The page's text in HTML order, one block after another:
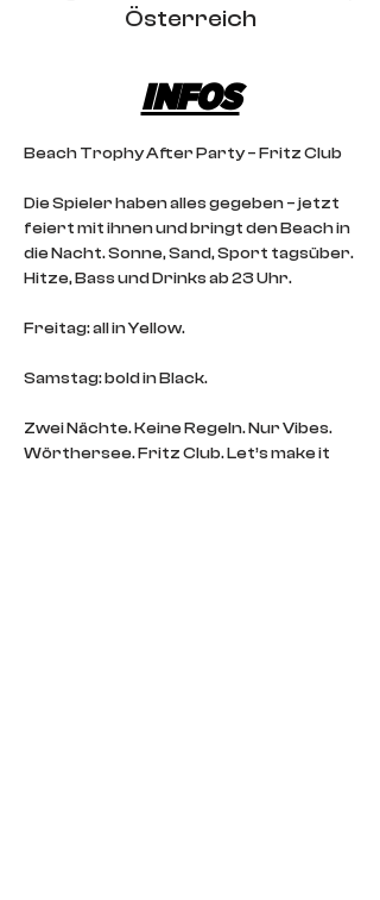
Österreich
INFOS
Beach Trophy After Party – Fritz Club
Die Spieler haben alles gegeben – jetzt
feiert mit ihnen und bringt den Beach in
die Nacht. Sonne, Sand, Sport tagsüber.
Hitze, Bass und Drinks ab 23 Uhr.
Freitag: all in Yellow.
Samstag: bold in Black.
Zwei Nächte. Keine Regeln. Nur Vibes.
Wörthersee. Fritz Club. Let’s make it